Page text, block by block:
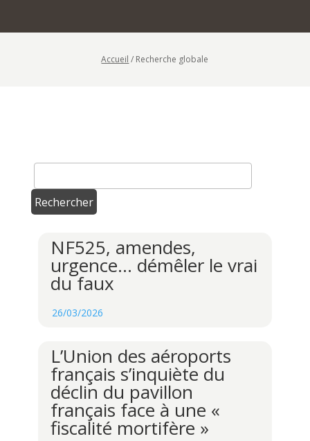
Accueil / Recherche globale
NF525, amendes,
urgence… démêler le vrai
du faux
26/03/2026
L’Union des aéroports
français s’inquiète du
déclin du pavillon
français face à une «
fiscalité mortifère »